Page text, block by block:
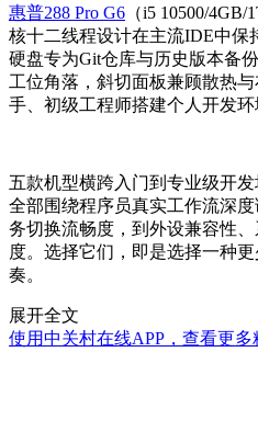
惠普288 Pro G6 （i5 10500/
核十二线程设计在主流IDE中保
硬盘专为Git仓库与历史版本备
工位角落，斜切面板兼顾散热
手、初级工程师搭建个人开发环
五款机型横跨入门到专业级开
全部围绕程序员真实工作流深
务切换流畅度，到外设兼容性
度。选择它们，即是选择一种
奏。
展开全文
使用中关村在线APP，查看更多